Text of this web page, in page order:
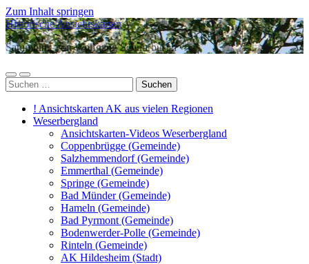
Zum Inhalt springen
Historische Ansichtskarten
Sammlung von Wolfgang Schnurbusch
Mobile-
Menü
Suchfeld
ein-/ausblenden
Suchen
nach:
! Ansichtskarten AK aus vielen Regionen
Weserbergland
Ansichtskarten-Videos Weserbergland
Coppenbrügge (Gemeinde)
Salzhemmendorf (Gemeinde)
Emmerthal (Gemeinde)
Springe (Gemeinde)
Bad Münder (Gemeinde)
Hameln (Gemeinde)
Bad Pyrmont (Gemeinde)
Bodenwerder-Polle (Gemeinde)
Rinteln (Gemeinde)
AK Hildesheim (Stadt)